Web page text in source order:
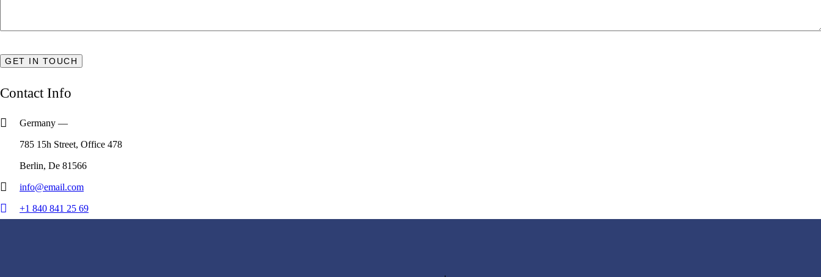
Contact Info
Germany —
785 15h Street, Office 478
Berlin, De 81566
info@email.com
+1 840 841 25 69